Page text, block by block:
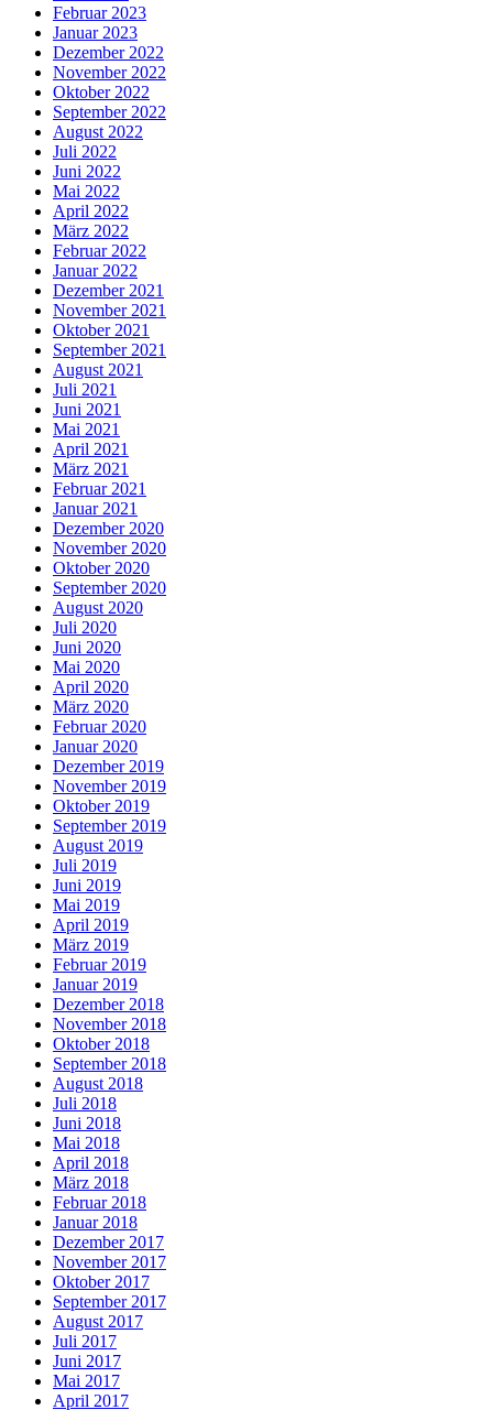
Februar 2023
Januar 2023
Dezember 2022
November 2022
Oktober 2022
September 2022
August 2022
Juli 2022
Juni 2022
Mai 2022
April 2022
März 2022
Februar 2022
Januar 2022
Dezember 2021
November 2021
Oktober 2021
September 2021
August 2021
Juli 2021
Juni 2021
Mai 2021
April 2021
März 2021
Februar 2021
Januar 2021
Dezember 2020
November 2020
Oktober 2020
September 2020
August 2020
Juli 2020
Juni 2020
Mai 2020
April 2020
März 2020
Februar 2020
Januar 2020
Dezember 2019
November 2019
Oktober 2019
September 2019
August 2019
Juli 2019
Juni 2019
Mai 2019
April 2019
März 2019
Februar 2019
Januar 2019
Dezember 2018
November 2018
Oktober 2018
September 2018
August 2018
Juli 2018
Juni 2018
Mai 2018
April 2018
März 2018
Februar 2018
Januar 2018
Dezember 2017
November 2017
Oktober 2017
September 2017
August 2017
Juli 2017
Juni 2017
Mai 2017
April 2017